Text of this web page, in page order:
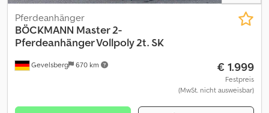
Gevelsberg 670 km
Pferdeanhänger
BÖCKMANN Master 2-
Pferdeanhänger Vollpoly 2t. SK
€ 1.999
Festpreis
(MwSt. nicht ausweisbar)